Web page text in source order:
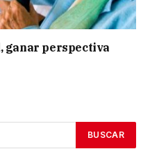
ganar perspectiva